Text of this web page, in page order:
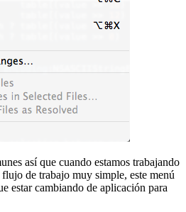
así que cuando estamos trabajando
de trabajo muy simple, este menú
estar cambiando de aplicación para